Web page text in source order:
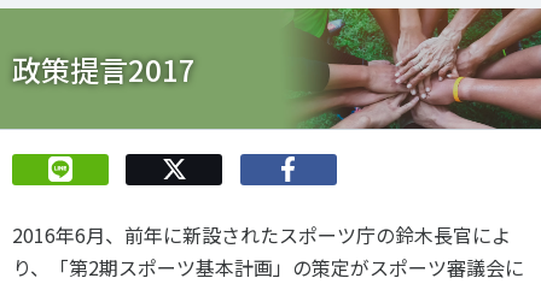
研究員紹介
調査・研究
社会づくり
国際情報
＃誰が子どものスポーツをささえるのか ＃部活動
＃アクティブなまちづくり ＃日本人の身体活動と健康寿命
＃障害者スポーツ ＃スポーツ基本計画
＃高齢者スポーツ ＃差別とダイバーシティ
政策提言2017
2016年6月、前年に新設されたスポーツ庁の鈴木長官によ
り、「第2期スポーツ基本計画」の策定がスポーツ審議会に